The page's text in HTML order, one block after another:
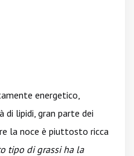
energetico,
lipidi, gran parte dei
la noce è piuttosto ricca
tipo di grassi ha la